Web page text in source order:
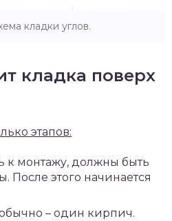
кладки углов.
кладка поверх
этапов:
к монтажу, должны быть
После этого начинается
– один кирпич.